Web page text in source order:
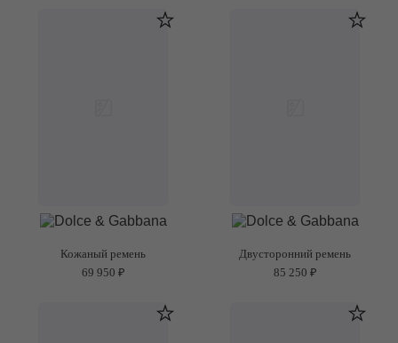
Кожаный ремень
69 950 ₽
Двусторонний ремень
85 250 ₽